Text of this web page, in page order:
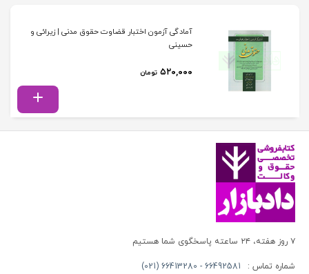
آمادگی آزمون اختبار قضاوت حقوق مدنی | زیرائی و
حسینی
۵۲۰,۰۰۰ تومان
۷ روز هفته، ۲۴ ساعته پاسخگوی شما هستیم
شماره تماس : 66492581 - 66413280 (021)